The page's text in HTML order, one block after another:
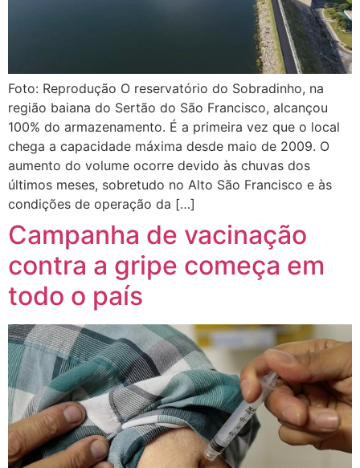
Foto: Reprodução O reservatório do Sobradinho, na
região baiana do Sertão do São Francisco, alcançou
100% do armazenamento. É a primeira vez que o local
chega a capacidade máxima desde maio de 2009. O
aumento do volume ocorre devido às chuvas dos
últimos meses, sobretudo no Alto São Francisco e às
condições de operação da […]
Campanha de vacinação
contra a gripe começa em
todo o país